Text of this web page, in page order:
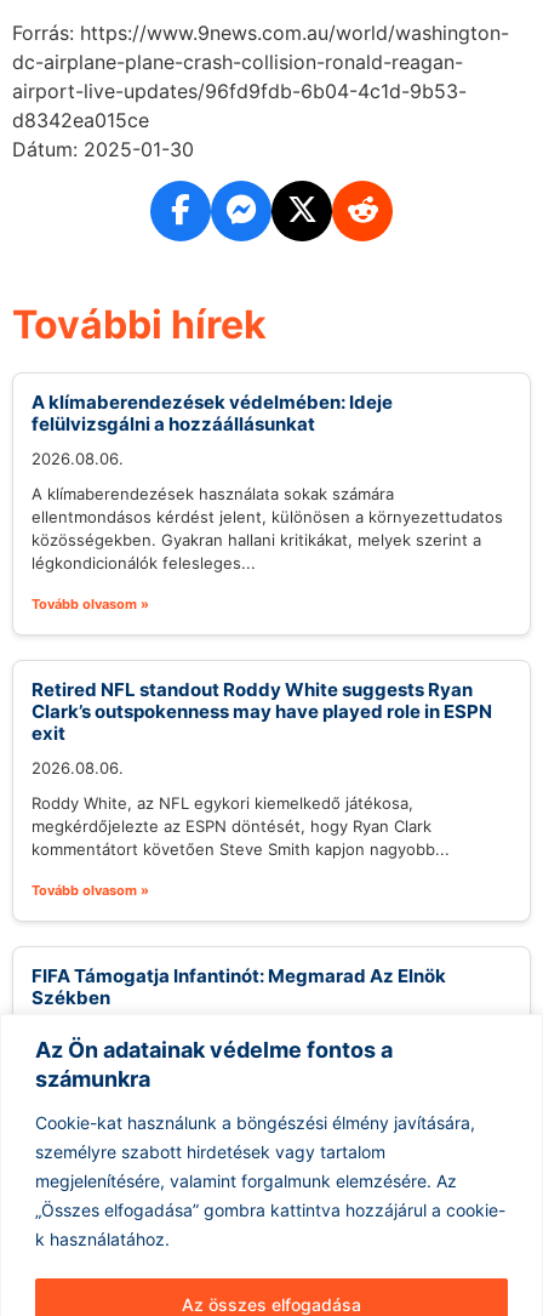
Az Ön adatainak védelme fontos a
számunkra
Cookie-kat használunk a böngészési élmény javítására,
személyre szabott hirdetések vagy tartalom
megjelenítésére, valamint forgalmunk elemzésére. Az
„Összes elfogadása” gombra kattintva hozzájárul a cookie-
k használatához.
Az összes elfogadása
Forrás: https://www.9news.com.au/world/washington-
dc-airplane-plane-crash-collision-ronald-reagan-
airport-live-updates/96fd9fdb-6b04-4c1d-9b53-
d8342ea015ce
Dátum: 2025-01-30
További hírek
A klímaberendezések védelmében: Ideje
felülvizsgálni a hozzáállásunkat
2026.08.06.
A klímaberendezések használata sokak számára
ellentmondásos kérdést jelent, különösen a környezettudatos
közösségekben. Gyakran hallani kritikákat, melyek szerint a
légkondicionálók felesleges...
Tovább olvasom »
Retired NFL standout Roddy White suggests Ryan
Clark’s outspokenness may have played role in ESPN
exit
2026.08.06.
Roddy White, az NFL egykori kiemelkedő játékosa,
megkérdőjelezte az ESPN döntését, hogy Ryan Clark
kommentátort követően Steve Smith kapjon nagyobb...
Tovább olvasom »
FIFA Támogatja Infantinót: Megmarad Az Elnök
Székben
Gianni Infantino, a Nemzetközi Labdarúgó Szövetség (FIFA)
elnöke megőrizte pozícióját, köszönhetően az intézmény
végrehajtó tagjainak támogatásának. Egy sürgősségi ülés
keretében,...
Tovább olvasom »